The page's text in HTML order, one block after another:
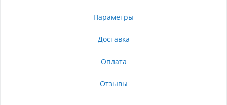
Параметры
Доставка
Оплата
Отзывы